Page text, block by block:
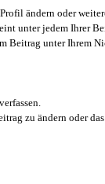
ändern oder
unter jedem Ihrer
unter Ihrem
zu ändern oder